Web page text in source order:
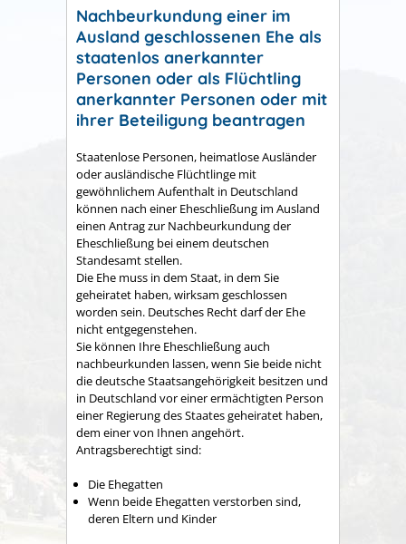
Nachbeurkundung einer im
Ausland geschlossenen Ehe als
staatenlos anerkannter
Personen oder als Flüchtling
anerkannter Personen oder mit
ihrer Beteiligung beantragen
Staatenlose Personen, heimatlose Ausländer
oder ausländische Flüchtlinge mit
gewöhnlichem Aufenthalt in Deutschland
können nach einer Eheschließung im Ausland
einen Antrag zur Nachbeurkundung der
Eheschließung bei einem deutschen
Standesamt stellen.
Die Ehe muss in dem Staat, in dem Sie
geheiratet haben, wirksam geschlossen
worden sein. Deutsches Recht darf der Ehe
nicht entgegenstehen.
Sie können Ihre Eheschließung auch
nachbeurkunden lassen, wenn Sie beide nicht
die deutsche Staatsangehörigkeit besitzen und
in Deutschland vor einer ermächtigten Person
einer Regierung des Staates geheiratet haben,
dem einer von Ihnen angehört.
Antragsberechtigt sind:
Die Ehegatten
Wenn beide Ehegatten verstorben sind,
deren Eltern und Kinder